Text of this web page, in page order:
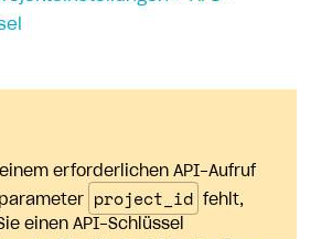
erforderlichen API-Aufruf
project_id
fehlt,
einen API-Schlüssel